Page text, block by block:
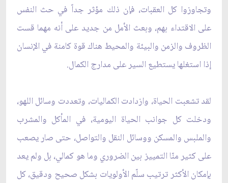
وتجاوزوا كل العقبات، فإن ذلك مؤثر جداً في حث النفس
على الاقتداء بهم، وبعث الأمل من جديد على أنه مهما قست
الظروف والزمن والبيئة والمحيط هناك قوة كامنة في الإنسان
إذا استغلها يستطيع السير على مدارج الكمال.
لقد تشعبت الحياة، وازدادت الكماليات، وتعددت وسائل اللهو،
ودخلت كل جوانب الحياة اليومية، في المأكل والمشرب
والملبس والمسكن ووسائل النقل والتواصل، حتى صار يصعب
على كثير منّا التمييز بين الضروري وما هو كمالي، بل ولم يعد
بإمكان الأكثر ترتيب سلّم الأولويات بشكل صحيح ودقيق، كل